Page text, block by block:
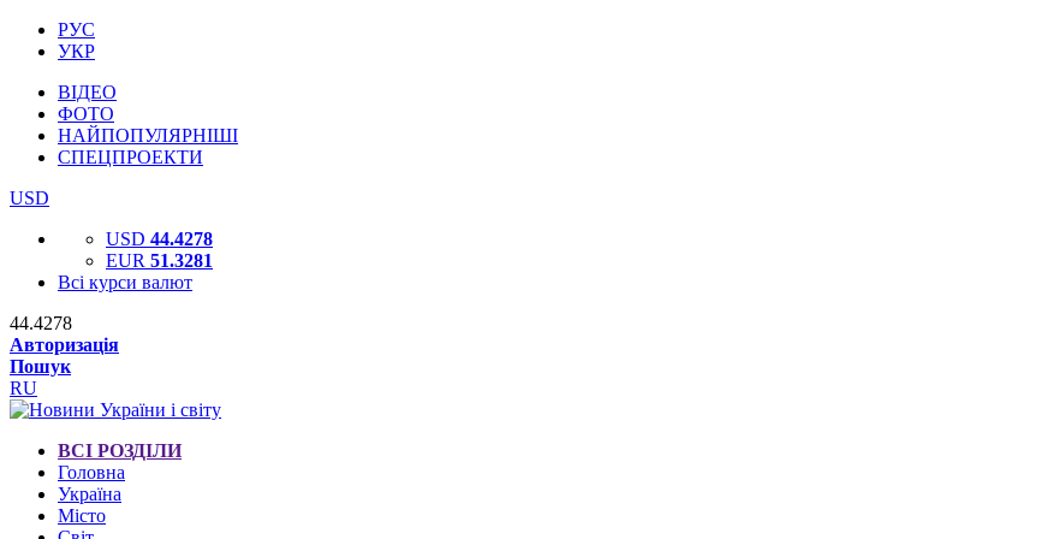
РУС
УКР
ВІДЕО
ФОТО
НАЙПОПУЛЯРНІШІ
СПЕЦПРОЕКТИ
USD
USD 44.4278
EUR 51.3281
Всі курси валют
44.4278
Авторизація
Пошук
RU
ВСІ РОЗДІЛИ
Головна
Україна
Місто